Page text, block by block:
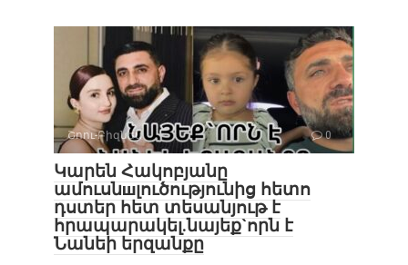
Շոու-Բիզնես 0
Կարեն Հակոբյանը
ամուսնшլուծությունից հետո
դստեր հետ տեսանյութ է
հրապարակել.նայեք`որն է
Նանեի երզանքը